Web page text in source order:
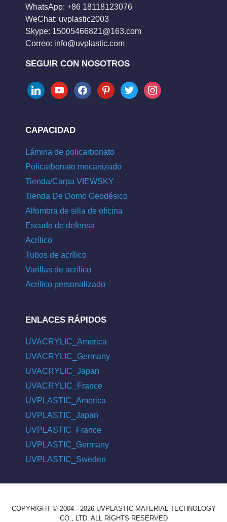
WhatsApp: +86 18118123076
WeChat: uvplastic2003
Skype: 15005466821@163.com
Correo: info@uvplastic.com
SEGUIR CON NOSOTROS
linkedinyoutubefacebookpinteresttwitter instagram
CAPACIDAD
Lámina de policarbonato
Policarbonato mecanizado
Tienda/Carpa VIEWSKY
Tienda De Domo Geodésico
Alfombra de silla de oficina
Escudo de defensa
Acrílico
Tubos de acrílico
Varillas de acrílico
Acrílico personalizado
ENLACES RÁPIDOS
UVACRYLIC_America
UVACRYLIC_Germany
UVACRYLIC_Japan
UVACRYLIC_France
UVPLASTIC_America
UVPLASTIC_Japan
UVPLASTIC_France
UVPLASTIC_Germany
UVPLASTIC_Sweden
COPYRIGHT © 2004 - 2026 UVPLASTIC MATERIAL TECHNOLOGY
CO., LTD. ALL RIGHTS RESERVED